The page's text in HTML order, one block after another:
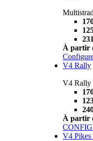
À partir
V4 Rally
V4 Rally
À partir
V4 Pikes